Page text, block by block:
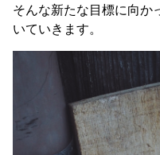
そんな新たな目標に向か
いていきます。